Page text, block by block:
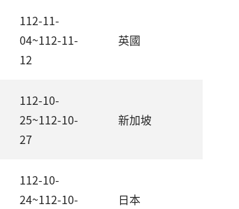
112-11-
04~112-11-
12
英國
112-10-
25~112-10-
27
新加坡
112-10-
24~112-10-
日本